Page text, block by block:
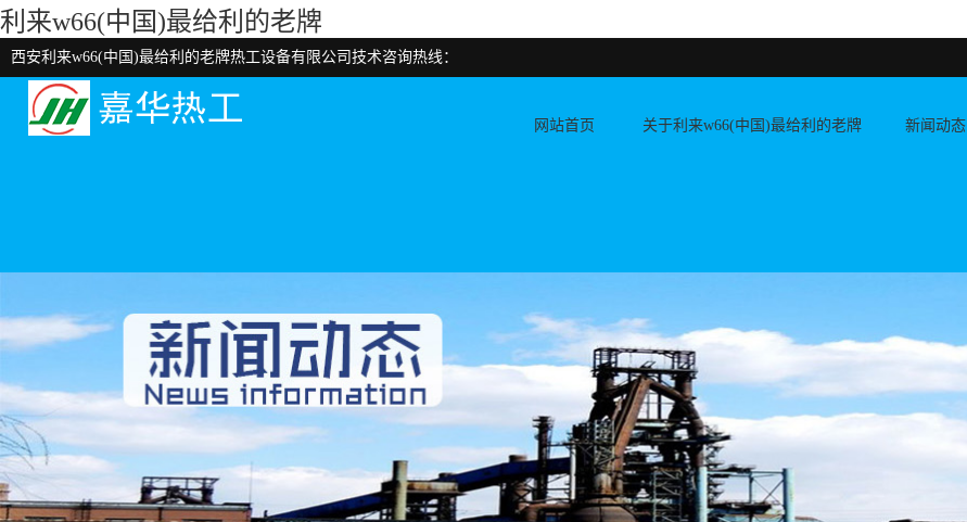
利来w66(中国)最给利的老牌
西安利来w66(中国)最给利的老牌热工设备有限公司技术咨询热线：
网站首页 关于利来w66(中国)最给利的老牌 新闻动态